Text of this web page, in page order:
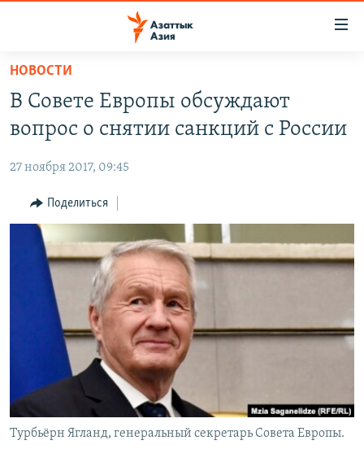
Вернуться
основному
содержанию
Вернутся
навигации
Вернутся
УЗБЕКИСТАН
ТАДЖИКИСТАН
ВОЙНА В УКРАИНЕ
НА ДРУГИХ ЯЗЫКАХ
ҚАЗАҚША
КЫРГЫЗЧА
ЎЗБЕКЧА
ТОҶИКӢ
TÜRKMENÇE
Все сайты РСЕ/РС
НОВОСТИ
В Совете Европы обсуждают
вопрос о снятии санкций с России
27 ноября 2017, 09:45
Поделиться
Турбьёрн Ягланд, генеральный секретарь Совета Европы.